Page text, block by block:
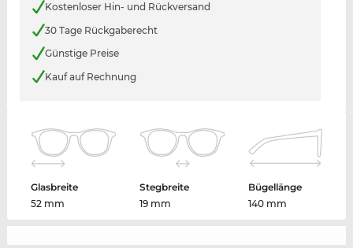
Kostenloser Hin- und Rückversand
30 Tage Rückgaberecht
Günstige Preise
Kauf auf Rechnung
Glasbreite
52 mm
Stegbreite
19 mm
Bügellänge
140 mm